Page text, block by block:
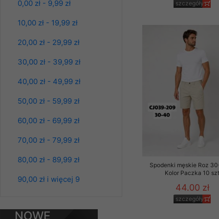
0,00 zł - 9,99 zł
10,00 zł - 19,99 zł
20,00 zł - 29,99 zł
30,00 zł - 39,99 zł
40,00 zł - 49,99 zł
50,00 zł - 59,99 zł
60,00 zł - 69,99 zł
70,00 zł - 79,99 zł
80,00 zł - 89,99 zł
90,00 zł i więcej 9
NOWE
Spodnie damskie
Kolor Paczka 10 szt
szczegóły
Spodenki męskie Roz
Kolor Paczka 10 szt
44.00 zł
szczegóły
Klientów
serwerach
pracownicy Sklepu.
Każdy Klient, który
ich weryfikacji,
Sklep nie
chyba że dzieje się
prawa organów
Nasz Sklep
przez nasz serwer i
jego indywidualnych
opcję przyjmowania
może wpłynąć na
Klienta przechowują
• sesji